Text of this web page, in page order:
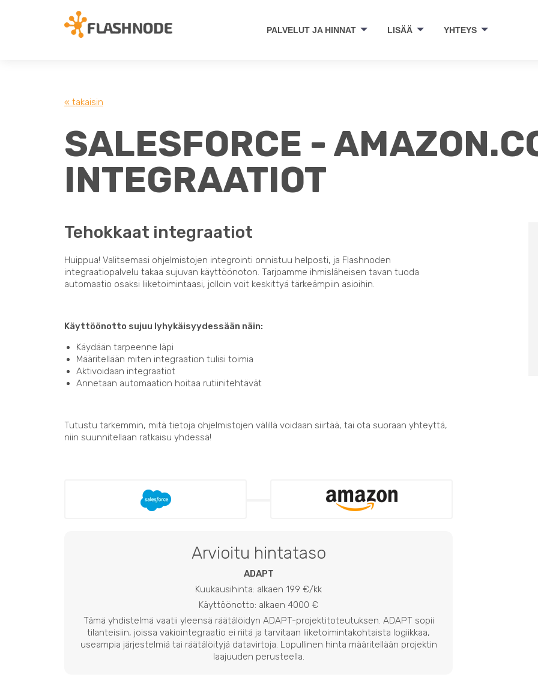
PALVELUT JA HINNAT LISÄÄ YHTEYS
« takaisin
SALESFORCE -
INTEGRAATIOT
Tehokkaat integraatiot
Huippua! Valitsemasi ohjelmistojen integrointi onnistuu helposti, ja Flashnoden
integraatiopalvelu takaa sujuvan käyttöönoton. Tarjoamme ihmisläheisen tavan tuoda
automaatio osaksi liiketoimintaasi, jolloin voit keskittyä tärkeämpiin asioihin.
Käyttöönotto sujuu lyhykäisyydessään näin:
Käydään tarpeenne läpi
Määritellään miten integraation tulisi toimia
Aktivoidaan integraatiot
Annetaan automaation hoitaa rutiinitehtävät
Tutustu tarkemmin, mitä tietoja ohjelmistojen välillä voidaan siirtää, tai ota suoraan yhteyttä,
niin suunnitellaan ratkaisu yhdessä!
Arvioitu hintataso
ADAPT
Kuukausihinta: alkaen 199 €/kk
Käyttöönotto: alkaen 4000 €
Tämä yhdistelmä vaatii yleensä räätälöidyn ADAPT-projektitoteutuksen. ADAPT sopii
tilanteisiin, joissa vakiointegraatio ei riitä ja tarvitaan liiketoimintakohtaista logiikkaa,
useampia järjestelmiä tai räätälöityjä datavirtoja. Lopullinen hinta määritellään projektin
laajuuden perusteella.